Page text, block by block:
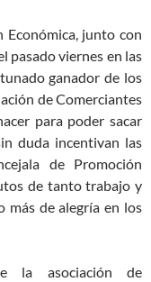
junto con
pasado viernes en las
ganador de los
de Comerciantes
para poder sacar
duda incentivan las
de Promoción
de tanto trabajo y
más de alegría en los
la asociación de